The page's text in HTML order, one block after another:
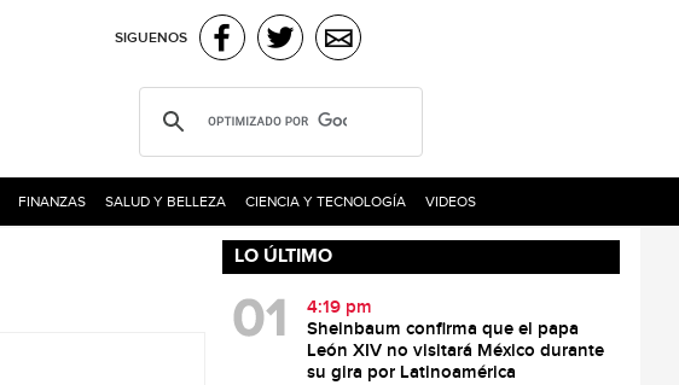
SIGUENOS
FINANZAS SALUD Y BELLEZA CIENCIA Y TECNOLOGÍA VIDEOS
LO ÚLTIMO
4:19 pm
Sheinbaum confirma que el papa
León XIV no visitará México durante
su gira por Latinoamérica